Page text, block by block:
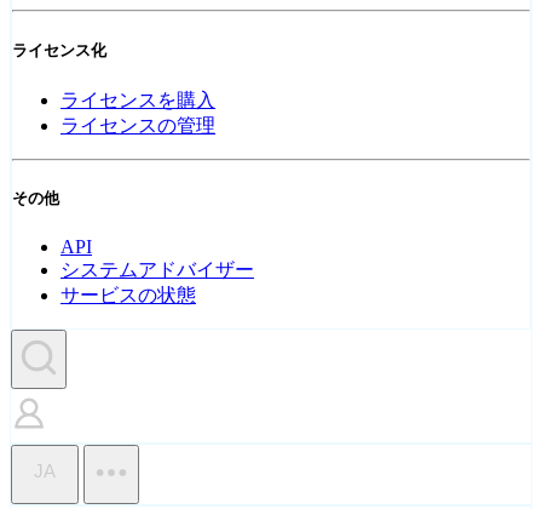
ライセンス化
ライセンスを購入
ライセンスの管理
その他
API
システムアドバイザー
サービスの状態
JA